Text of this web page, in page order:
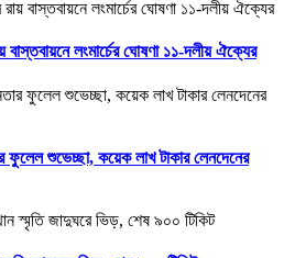
লংমার্চের ঘোষণা ১১-দলীয় ঐক্যের
ফুলেল শুভেচ্ছা, কয়েক লাখ টাকার লেনদেনের